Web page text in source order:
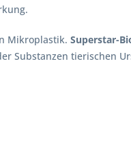
Mikroplastik. Superstar-
Substanzen tierischen